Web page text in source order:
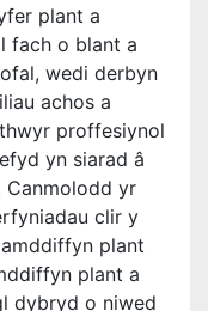
plant a
fach o blant a
wedi derbyn
achos a
proffesiynol
yn siarad â
Canmolodd yr
clir y
plant
plant a
dybryd o niwed